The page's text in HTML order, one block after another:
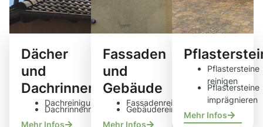
Dächer
und
Dachrinnen
Dachreinigung
Dachrinnenreinigung
Mehr Infos
Fassaden
und
Gebäude
Fassadenreinigung
Gebäudereinigung
Mehr Infos
Pflastersteine
reinigen
Pflastersteine
imprägnieren
Mehr Infos